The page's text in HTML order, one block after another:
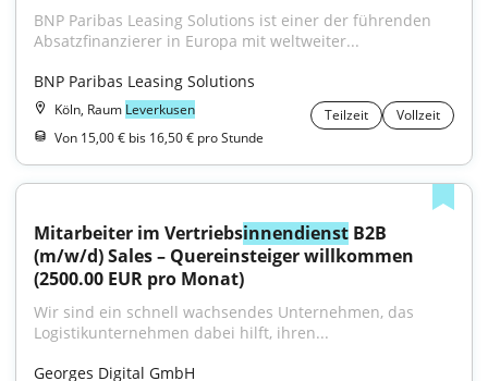
BNP Paribas Leasing Solutions ist einer der führenden
Absatzfinanzierer in Europa mit weltweiter...
BNP Paribas Leasing Solutions
Köln, Raum Leverkusen Teilzeit
Vollzeit
Von 15,00 € bis 16,50 € pro Stunde
Mitarbeiter im Vertriebsinnendienst B2B
(m/w/d) Sales – Quereinsteiger willkommen
(2500.00 EUR pro Monat)
Wir sind ein schnell wachsendes Unternehmen, das
Logistikunternehmen dabei hilft, ihren...
Georges Digital GmbH